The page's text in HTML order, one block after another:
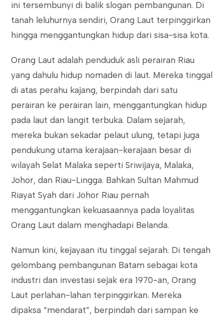
ini tersembunyi di balik slogan pembangunan. Di
tanah leluhurnya sendiri, Orang Laut terpinggirkan
hingga menggantungkan hidup dari sisa-sisa kota.
Orang Laut adalah penduduk asli perairan Riau
yang dahulu hidup nomaden di laut. Mereka tinggal
di atas perahu kajang, berpindah dari satu
perairan ke perairan lain, menggantungkan hidup
pada laut dan langit terbuka. Dalam sejarah,
mereka bukan sekadar pelaut ulung, tetapi juga
pendukung utama kerajaan-kerajaan besar di
wilayah Selat Malaka seperti Sriwijaya, Malaka,
Johor, dan Riau-Lingga. Bahkan Sultan Mahmud
Riayat Syah dari Johor Riau pernah
menggantungkan kekuasaannya pada loyalitas
Orang Laut dalam menghadapi Belanda.
Namun kini, kejayaan itu tinggal sejarah. Di tengah
gelombang pembangunan Batam sebagai kota
industri dan investasi sejak era 1970-an, Orang
Laut perlahan-lahan terpinggirkan. Mereka
dipaksa “mendarat”, berpindah dari sampan ke